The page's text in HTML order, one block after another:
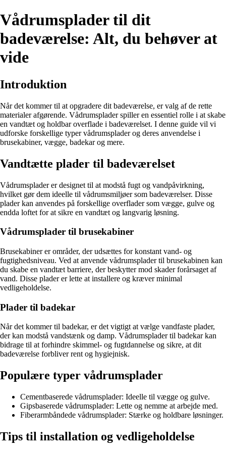
Vådrumsplader til dit
badeværelse: Alt, du behøver at
vide
Introduktion
Når det kommer til at opgradere dit badeværelse, er valg af de rette
materialer afgørende. Vådrumsplader spiller en essentiel rolle i at skabe
en vandtæt og holdbar overflade i badeværelset. I denne guide vil vi
udforske forskellige typer vådrumsplader og deres anvendelse i
brusekabiner, vægge, badekar og mere.
Vandtætte plader til badeværelset
Vådrumsplader er designet til at modstå fugt og vandpåvirkning,
hvilket gør dem ideelle til vådrumsmiljøer som badeværelser. Disse
plader kan anvendes på forskellige overflader som vægge, gulve og
endda loftet for at sikre en vandtæt og langvarig løsning.
Vådrumsplader til brusekabiner
Brusekabiner er områder, der udsættes for konstant vand- og
fugtighedsniveau. Ved at anvende vådrumsplader til brusekabinen kan
du skabe en vandtæt barriere, der beskytter mod skader forårsaget af
vand. Disse plader er lette at installere og kræver minimal
vedligeholdelse.
Plader til badekar
Når det kommer til badekar, er det vigtigt at vælge vandfaste plader,
der kan modstå vandstænk og damp. Vådrumsplader til badekar kan
bidrage til at forhindre skimmel- og fugtdannelse og sikre, at dit
badeværelse forbliver rent og hygiejnisk.
Populære typer vådrumsplader
Cementbaserede vådrumsplader: Ideelle til vægge og gulve.
Gipsbaserede vådrumsplader: Lette og nemme at arbejde med.
Fiberarmbåndede vådrumsplader: Stærke og holdbare løsninger.
Tips til installation og vedligeholdelse